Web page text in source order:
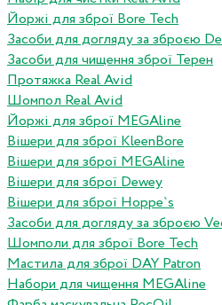
Йоржі для зброї Bore Tech
Засоби для догляду за зброєю
Засоби для чищення зброї Терен
Протяжка Real Avid
Шомпол Real Avid
Йоржі для зброї MEGAline
Вішери для зброї KleenBore
Вішери для зброї MEGAline
Вішери для зброї Dewey
Вішери для зброї Hoppe`s
Засоби для догляду за зброєю
Шомполи для зброї Bore Tech
Мастила для зброї DAY Patron
Набори для чищення MEGAline